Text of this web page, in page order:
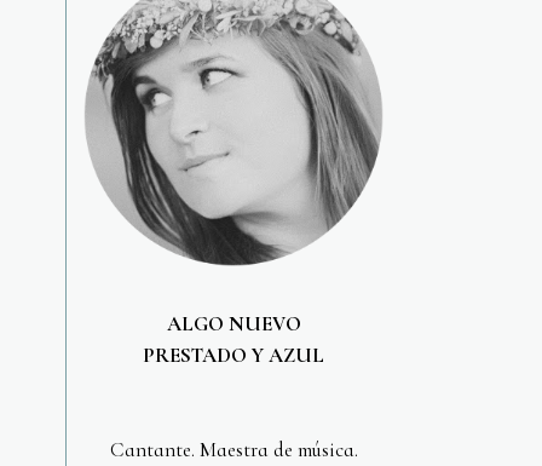
ALGO NUEVO
PRESTADO Y AZUL
Cantante. Maestra de música.